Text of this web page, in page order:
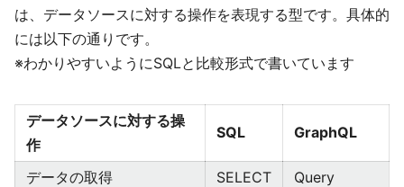
は、データソースに対する操作を表現する型です。具体的
には以下の通りです。
※わかりやすいようにSQLと比較形式で書いています
データソースに対する操
作
SQL GraphQL
データの取得 SELECT
Query